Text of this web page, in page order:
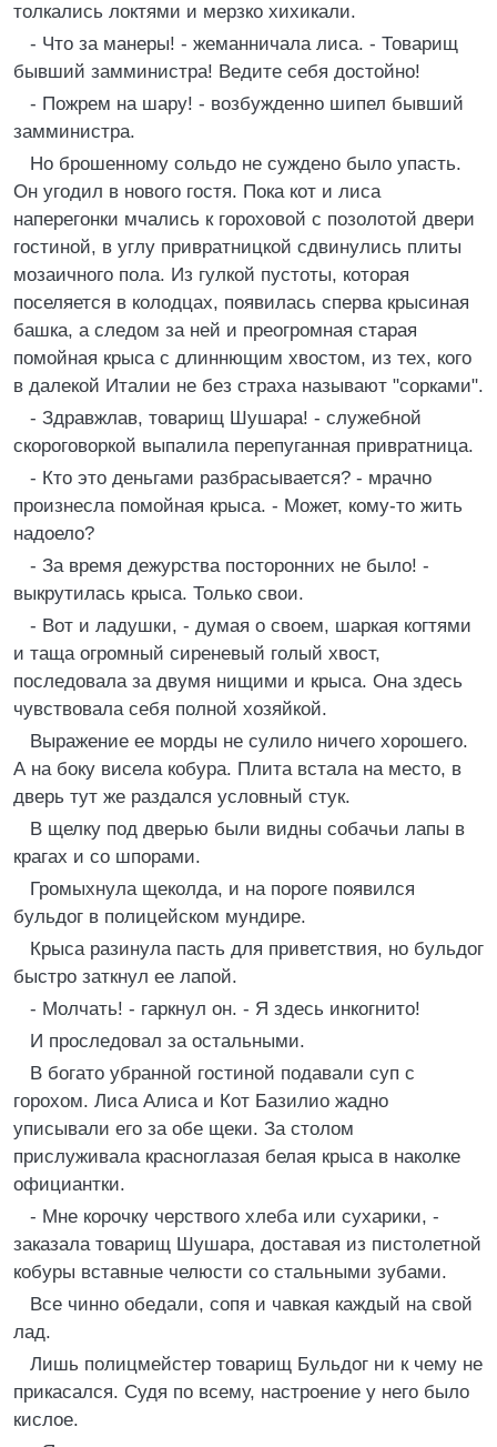
толкались локтями и мерзко хихикали.
- Что за манеры! - жеманничала лиса. - Товарищ
бывший замминистра! Ведите себя достойно!
- Пожрем на шару! - возбужденно шипел бывший
замминистра.
Но брошенному сольдо не суждено было упасть.
Он угодил в нового гостя. Пока кот и лиса
наперегонки мчались к гороховой с позолотой двери
гостиной, в углу привратницкой сдвинулись плиты
мозаичного пола. Из гулкой пустоты, которая
поселяется в колодцах, появилась сперва крысиная
башка, а следом за ней и преогромная старая
помойная крыса с длиннющим хвостом, из тех, кого
в далекой Италии не без страха называют "сорками".
- Здравжлав, товарищ Шушара! - служебной
скороговоркой выпалила перепуганная привратница.
- Кто это деньгами разбрасывается? - мрачно
произнесла помойная крыса. - Может, кому-то жить
надоело?
- За время дежурства посторонних не было! -
выкрутилась крыса. Только свои.
- Вот и ладушки, - думая о своем, шаркая когтями
и таща огромный сиреневый голый хвост,
последовала за двумя нищими и крыса. Она здесь
чувствовала себя полной хозяйкой.
Выражение ее морды не сулило ничего хорошего.
А на боку висела кобура. Плита встала на место, в
дверь тут же раздался условный стук.
В щелку под дверью были видны собачьи лапы в
крагах и со шпорами.
Громыхнула щеколда, и на пороге появился
бульдог в полицейском мундире.
Крыса разинула пасть для приветствия, но бульдог
быстро заткнул ее лапой.
- Молчать! - гаркнул он. - Я здесь инкогнито!
И проследовал за остальными.
В богато убранной гостиной подавали суп с
горохом. Лиса Алиса и Кот Базилио жадно
уписывали его за обе щеки. За столом
прислуживала красноглазая белая крыса в наколке
официантки.
- Мне корочку черствого хлеба или сухарики, -
заказала товарищ Шушара, доставая из пистолетной
кобуры вставные челюсти со стальными зубами.
Все чинно обедали, сопя и чавкая каждый на свой
лад.
Лишь полицмейстер товарищ Бульдог ни к чему не
прикасался. Судя по всему, настроение у него было
кислое.